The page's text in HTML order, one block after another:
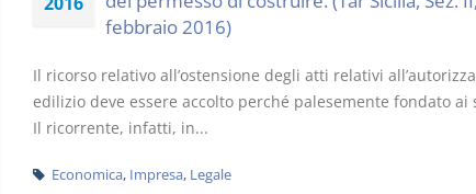
febbraio 2016)
Il ricorso relativo all’ostensione degli atti relativi
edilizio deve essere accolto perché palesemente fondato ai
Il ricorrente, infatti, in...
Economica, Impresa, Legale